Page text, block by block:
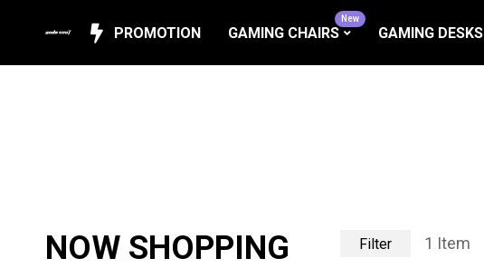
PROMOTION GAMING CHAIRS
New
GAMING DESKS
Filter 1 Item
NOW SHOPPING